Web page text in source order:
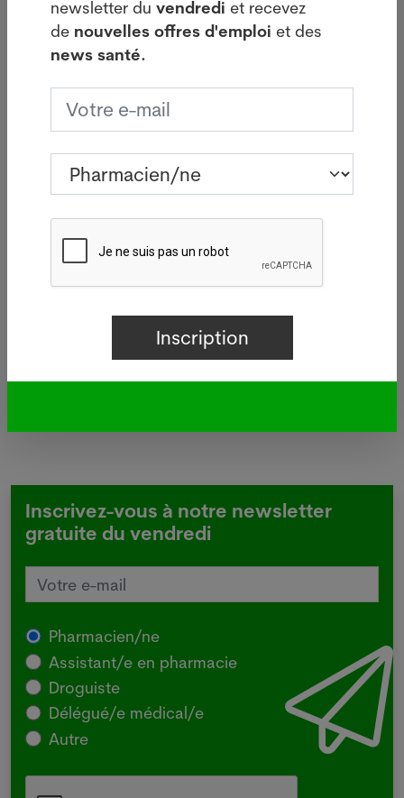
Dernières news
d'infections sur le bâtiment de
Manor
légionellose n'a été signalé mardi
à Bâle-Ville après la flambée des
Lire plus
Inscrivez-vous à notre newsletter
gratuite du vendredi
Pharmacien/ne
Assistant/e en pharmacie
Droguiste
Délégué/e médical/e
Autre
newsletter du vendredi et recevez
de nouvelles offres d'emploi et des
news santé.